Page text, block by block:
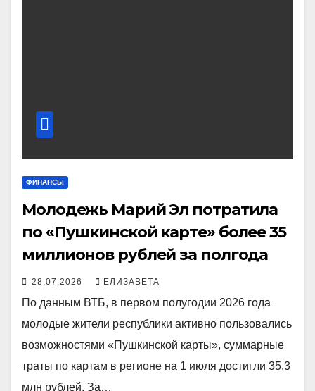
ФИНАНСЫ
Молодежь Марий Эл потратила
по «Пушкинской карте» более 35
миллионов рублей за полгода
28.07.2026 ЕЛИЗАВЕТА
По данным ВТБ, в первом полугодии 2026 года
молодые жители республики активно пользовались
возможностями «Пушкинской карты», суммарные
траты по картам в регионе на 1 июля достигли 35,3
млн рублей. За…